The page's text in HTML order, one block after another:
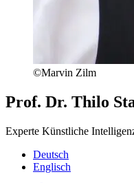
©Marvin Zilm
Prof. Dr. Thilo
Experte Künstliche
Deutsch
Englisch